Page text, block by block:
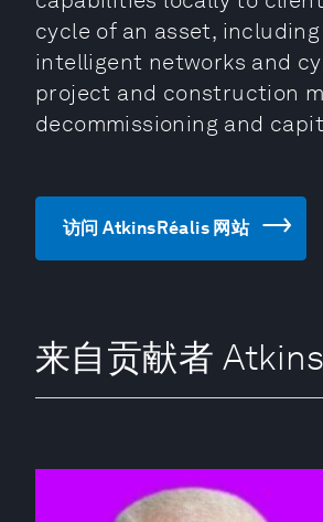
cycle of an asset,
intelligent networks and
project and construction
decommissioning and
访问 AtkinsRéalis 网站
来自贡献者